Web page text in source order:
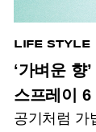
LIFE STYLE
‘가벼운 향
스프레이 6
공기처럼 가